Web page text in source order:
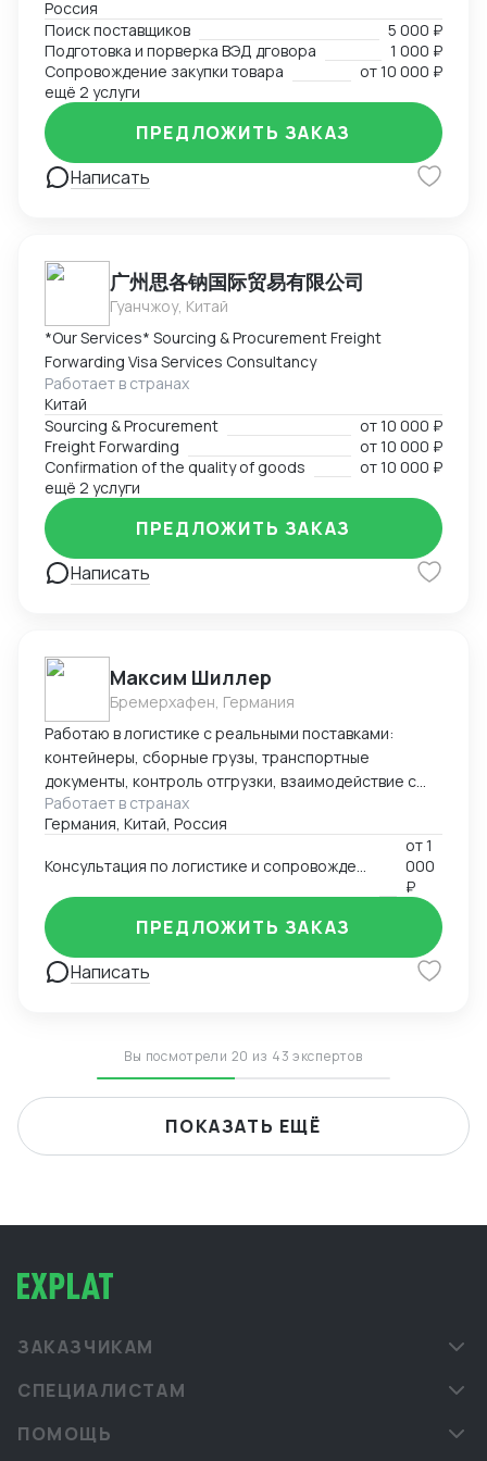
Поиск поставщиков в сфере запчастей, одежды,
товаров для дома и электронике. Поиск
поставщиков, подбор и проверка благонадежности
фабрик, подготовка договоров, ведение закупки на
всех этапах, подготовка товаросопроводительной
документации. Перевод на "белую" закупку и импорт
с минимальным удорожанием товара.
Россия
Поиск поставщиков
5 000 ₽
Подготовка и порверка ВЭД дговора
1 000 ₽
Сопровождение закупки товара
от10 000 ₽
ещё 2 услуги
Написать
ПРЕДЛОЖИТЬ ЗАКАЗ
广州思各钠国际贸易有限公司
Гуанчжоу, Китай
*Our Services* Sourcing & Procurement Freight
Forwarding Visa Services Consultancy
Работает в странах
Китай
Sourcing & Procurement
от10 000 ₽
Freight Forwarding
от10 000 ₽
Confirmation of the quality of goods
от10 000 ₽
ещё 2 услуги
Написать
ПРЕДЛОЖИТЬ ЗАКАЗ
Максим Шиллер
Бремерхафен, Германия
Работаю в логистике с реальными поставками:
контейнеры, сборные грузы, транспортные
документы, контроль отгрузки, взаимодействие с
агентами и перевозчиками. Специализируюсь на
логистике из Европы, умею быстро ориентироваться
в нестандартных ситуациях и держать процесс под
контролем. Работаю из Германии, открыт к
удалённому сотрудничеству.
Работает в странах
Германия, Китай, Россия
Консультация по логистике и сопровождению поставок (к примеру из Европы и Китая)
от1
000
₽
Написать
ПРЕДЛОЖИТЬ ЗАКАЗ
Вы посмотрели 20 из 43 экспертов
ПОКАЗАТЬ ЕЩЁ
ЗАКАЗЧИКАМ
СПЕЦИАЛИСТАМ
ПОМОЩЬ